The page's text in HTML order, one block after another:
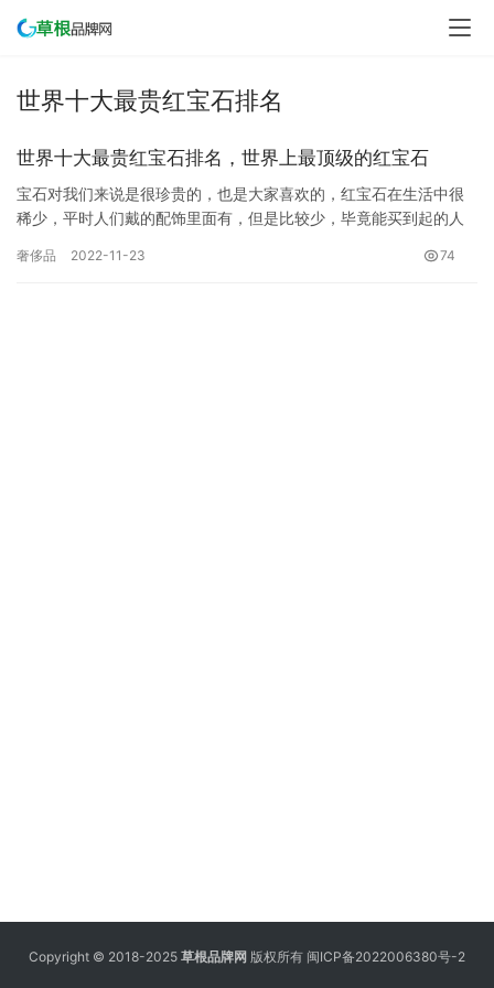
世界十大最贵红宝石排名
世界十大最贵红宝石排名，世界上最顶级的红宝石
宝石对我们来说是很珍贵的，也是大家喜欢的，红宝石在生活中很
稀少，平时人们戴的配饰里面有，但是比较少，毕竟能买到起的人
吗？ 世…
奢侈品 2022-11-23 74
Copyright © 2018-2025 草根品牌网 版权所有 闽ICP备2022006380号-2